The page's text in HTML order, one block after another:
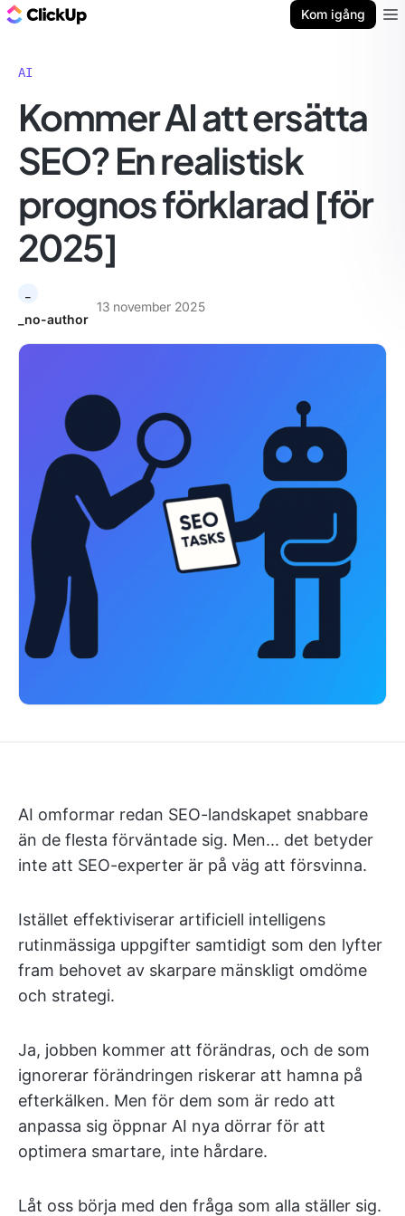
Kom igång
AI
Kommer AI att ersätta
SEO? En realistisk
prognos förklarad [för
2025]
_no-author
13 november 2025
AI omformar redan SEO-landskapet snabbare
än de flesta förväntade sig. Men... det betyder
inte att SEO-experter är på väg att försvinna.
Istället effektiviserar artificiell intelligens
rutinmässiga uppgifter samtidigt som den lyfter
fram behovet av skarpare mänskligt omdöme
och strategi.
Ja, jobben kommer att förändras, och de som
ignorerar förändringen riskerar att hamna på
efterkälken. Men för dem som är redo att
anpassa sig öppnar AI nya dörrar för att
optimera smartare, inte hårdare.
Låt oss börja med den fråga som alla ställer sig.